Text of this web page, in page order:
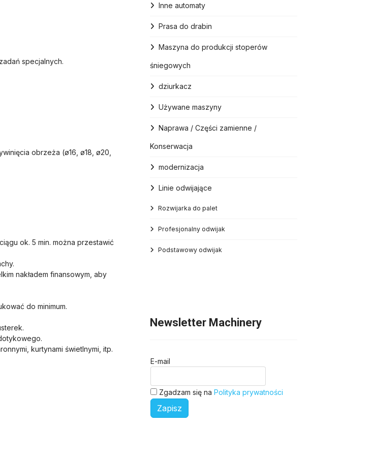
specjalnych.
obrzeża (ø16, ø18, ø20,
ok. 5 min. można przestawić
nakładem finansowym, aby
do minimum.
kurtynami świetlnymi, itp.
Inne automaty
Prasa do drabin
Maszyna do produkcji stoperów
śniegowych
dziurkacz
Używane maszyny
Naprawa / Części zamienne /
Konserwacja
modernizacja
Linie odwijające
Rozwijarka do palet
Profesjonalny odwijak
Podstawowy odwijak
Newsletter Machinery
E-mail
Zgadzam się na Polityka prywatności
Zapisz